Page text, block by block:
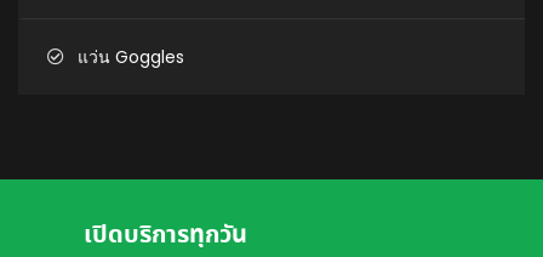
แว่น Goggles
เปิดบริการทุกวัน